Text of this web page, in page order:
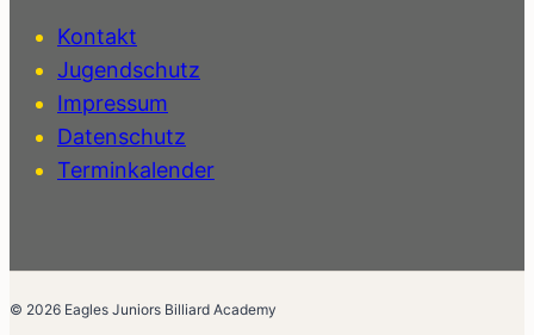
Kontakt
Jugendschutz
Impressum
Datenschutz
Terminkalender
© 2026 Eagles Juniors Billiard Academy